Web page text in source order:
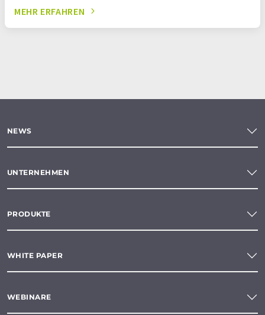
MEHR ERFAHREN
NEWS
UNTERNEHMEN
PRODUKTE
WHITE PAPER
WEBINARE